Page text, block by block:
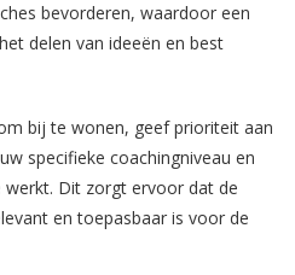
bevorderen, waardoor een
delen van ideeën en best
bij te wonen, geef prioriteit aan
specifieke coachingniveau en
Dit zorgt ervoor dat de
en toepasbaar is voor de